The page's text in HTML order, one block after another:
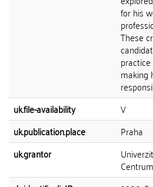
for his
These
making
uk.file-availability
V
uk.publication.place
Praha
uk.grantor